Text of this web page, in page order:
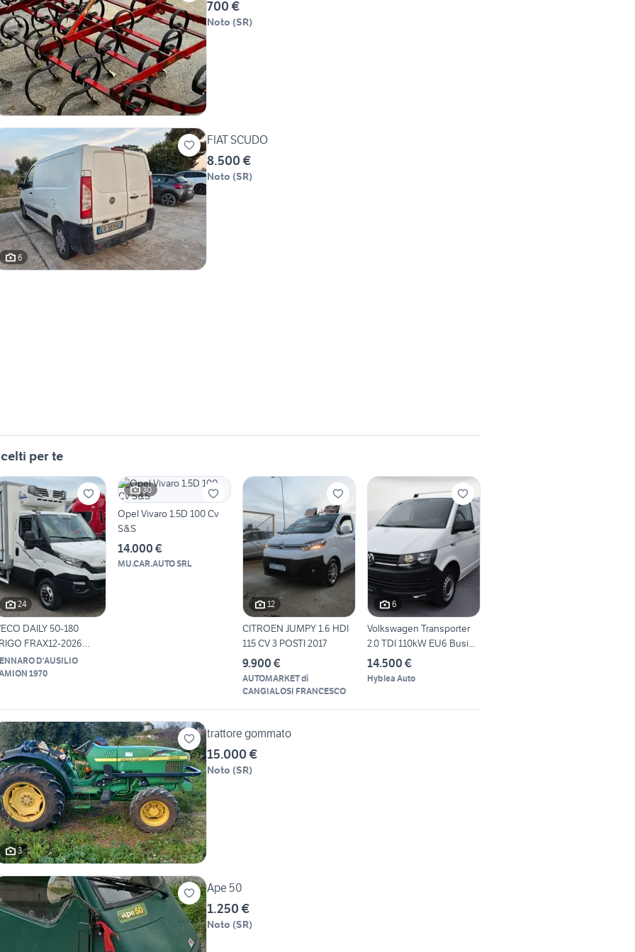
700 €
Noto (SR)
6
FIAT SCUDO
8.500 €
Noto (SR)
per te
24
DAILY 50-180
FRAX12-2026
EURD'AUSILIO
1970
30
Opel Vivaro 1.5D 100 Cv
S&S
14.000 €
MU.CAR.AUTO SRL
12
CITROEN JUMPY 1.6 HDI
115 CV 3 POSTI 2017
9.900 €
AUTOMARKET di
CANGIALOSI FRANCESCO
6
Volkswagen Transporter
2.0 TDI 110kW EU6 Busi...
14.500 €
Hyblea Auto
3
trattore gommato
15.000 €
Noto (SR)
Ape 50
1.250 €
Noto (SR)